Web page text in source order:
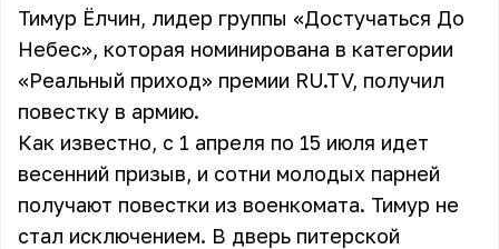
Тимур Ёлчин, лидер группы «Достучаться До
Небес», которая номинирована в категории
«Реальный приход» премии RU.TV, получил
повестку в армию.
Как известно, с 1 апреля по 15 июля идет
весенний призыв, и сотни молодых парней
получают повестки из военкомата. Тимур не
стал исключением. В дверь питерской